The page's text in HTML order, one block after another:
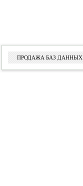
ПРОДАЖА БАЗ ДАННЫХ